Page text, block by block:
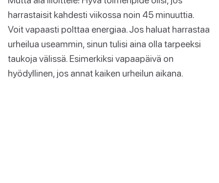
harrastaisit kahdesti viikossa noin 45 minuuttia.
Voit vapaasti polttaa energiaa. Jos haluat harrastaa
urheilua useammin, sinun tulisi aina olla tarpeeksi
taukoja välissä. Esimerkiksi vapaapäivä on
hyödyllinen, jos annat kaiken urheilun aikana.